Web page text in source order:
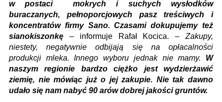
w postaci mokrych i suchych wysłodków
buraczanych, pełnoporcjowych pasz treściwych i
koncentratów firmy Sano. Czasami dokupujemy też
sianokiszonkę – informuje Rafał Kocica. – Zakupy,
niestety, negatywnie odbijają się na opłacalności
produkcji mleka. Innego wyboru jednak nie mamy. W
naszym regionie bardzo ciężko jest wydzierżawić
ziemię, nie mówiąc już o jej zakupie. Nie tak dawno
udało się nam nabyć 90 arów dobrej jakości gruntów.